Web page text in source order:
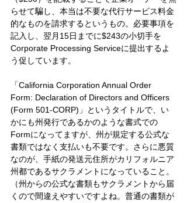
らせて騙し、本当は不要な代行サービス料金
的なものを請求するというもの。必要事項を
記入し、翌月15日までに$243の小切手を
Corporate Processing Serviceに提出するよ
う促しています。
「California Corporation Annual Order
Form: Declaration of Directors and Officers
(Form 501-CORP)」というタイトルで、い
かにも州発行であるかのような書式での
Formになってますが、州が規定する公式な
書類ではなく支払いも不要です。さらに悪質
なのが、手紙の発送元住所がカリフォルニア
州都であるサクラメントになっていること。
（州からの公式な書類もサクラメントから届
くので間違えやすいですよね。普通の書類が